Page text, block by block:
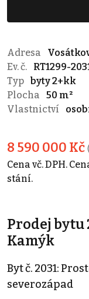
Adresa
Ev. č.
RT1299-
Typ byty 2+kk
Plocha
50 m²
Vlastnictví
8 590 000 Kč
Cena vč. DPH.
stání.
Prodej bytu
Kamýk
Byt č. 2031:
severozápad